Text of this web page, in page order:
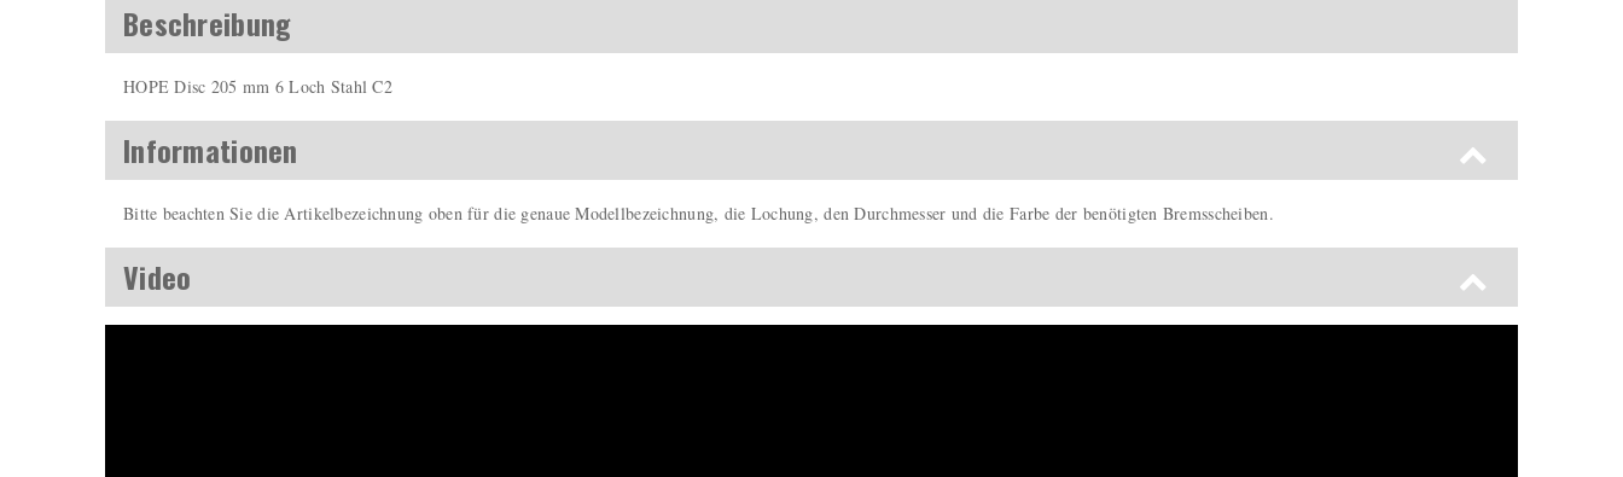
Beschreibung
HOPE Disc 205 mm 6 Loch Stahl C2
Informationen
Bitte beachten Sie die Artikelbezeichnung oben für die genaue Modellbezeichnung, die Lochung, den Durchmesser und die Farbe der benötigten Bremsscheiben.
Video